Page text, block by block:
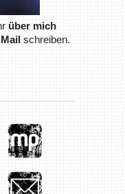
über mich
schreiben.